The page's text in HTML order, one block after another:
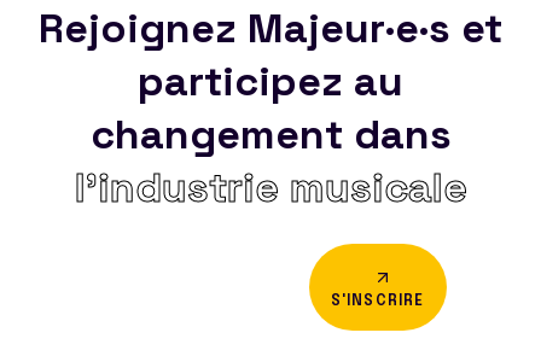
Rejoignez Majeur·e·s et
participez au
changement dans
l’industrie musicale
S'INSCRIRE